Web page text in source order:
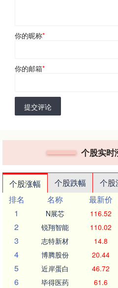
你的昵称*
你的邮箱*
提交评论
个股实时
个股涨幅 个股跌幅 个股
排名
名称 最新价
1
N展芯 116.52
2 锐翔智能 110.02
3 志特新材 14.8
4 博腾股份 20.44
5 近岸蛋白 46.72
6 毕得医药 61.6